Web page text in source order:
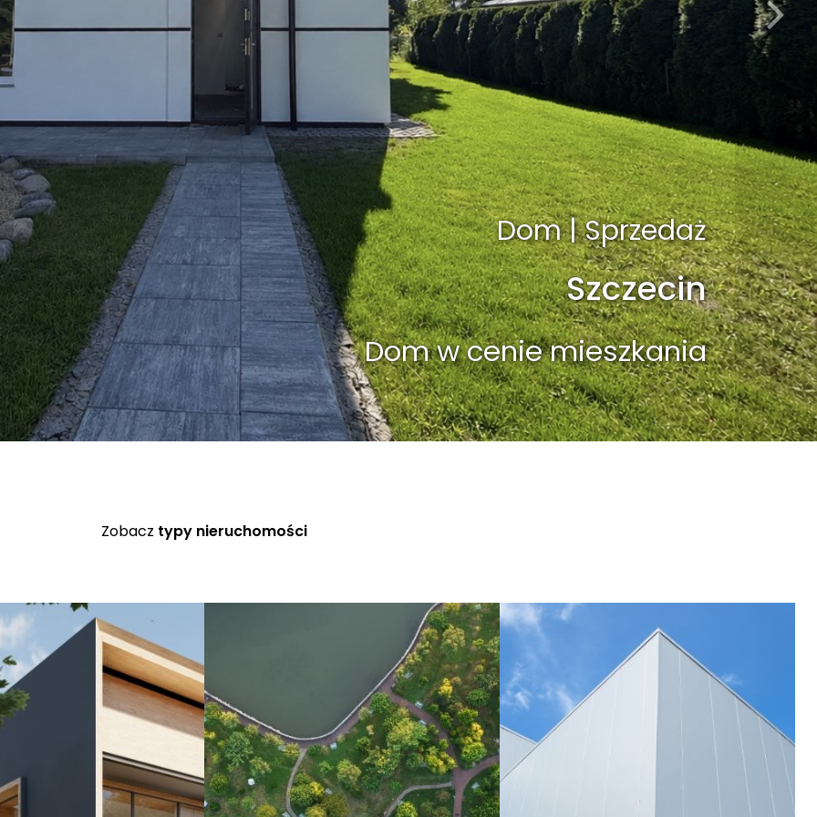
Mieszkanie | Wynajem
Szczecin, ul. Uczniowska
nowo urządzone 2 pokoje z dużym balkonem
Zobacz typy nieruchomości